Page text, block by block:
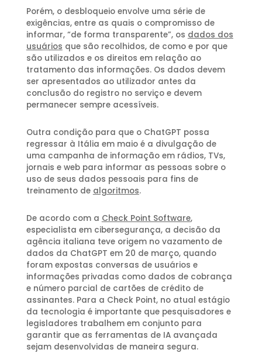
Porém, o desbloqueio envolve uma série de
exigências, entre as quais o compromisso de
informar, “de forma transparente”, os dados dos
usuários que são recolhidos, de como e por que
são utilizados e os direitos em relação ao
tratamento das informações. Os dados devem
ser apresentados ao utilizador antes da
conclusão do registro no serviço e devem
permanecer sempre acessíveis.
Outra condição para que o ChatGPT possa
regressar à Itália em maio é a divulgação de
uma campanha de informação em rádios, TVs,
jornais e web para informar as pessoas sobre o
uso de seus dados pessoais para fins de
treinamento de algoritmos.
De acordo com a Check Point Software,
especialista em cibersegurança, a decisão da
agência italiana teve origem no vazamento de
dados da ChatGPT em 20 de março, quando
foram expostas conversas de usuários e
informações privadas como dados de cobrança
e número parcial de cartões de crédito de
assinantes. Para a Check Point, no atual estágio
da tecnologia é importante que pesquisadores e
legisladores trabalhem em conjunto para
garantir que as ferramentas de IA avançada
sejam desenvolvidas de maneira segura.